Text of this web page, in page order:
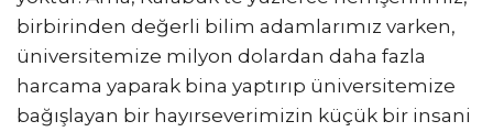
birbirinden değerli bilim adamlarımız varken,
üniversitemize milyon dolardan daha fazla
harcama yaparak bina yaptırıp üniversitemize
bağışlayan bir hayırseverimizin küçük bir insani